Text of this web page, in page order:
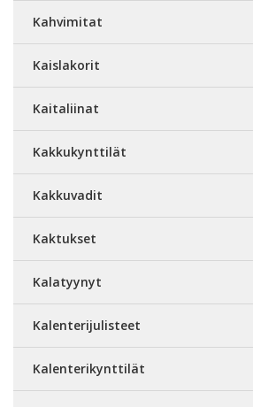
Kahvimitat
Kaislakorit
Kaitaliinat
Kakkukynttilät
Kakkuvadit
Kaktukset
Kalatyynyt
Kalenterijulisteet
Kalenterikynttilät